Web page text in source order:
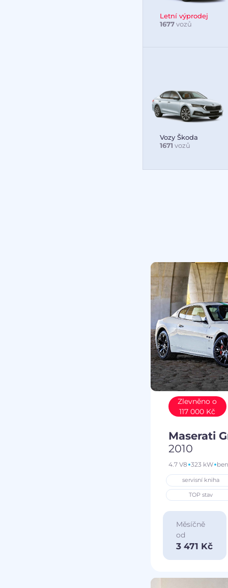
Letní výprodej
1677vozů
Vozy Škoda
1671 vozů
Zlevněno o
117 000 Kč
Maserati
2010
4.7 V8 323 kW
servisní kniha
TOP stav
Měsíčně
od
3 471 Kč